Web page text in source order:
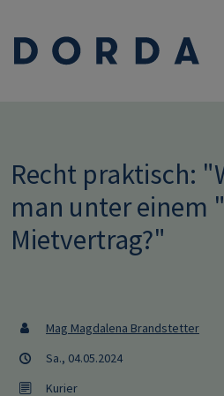
Recht praktisch:
man unter einem
Mietvertrag?"
Mag Magdalena Brandstetter
Sa., 04.05.2024
Kurier